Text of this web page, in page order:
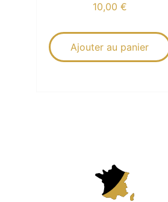
10,00 €
Ajouter au panier